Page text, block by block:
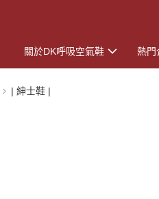
關於DK呼吸空氣鞋 熱門
| 紳士鞋 |